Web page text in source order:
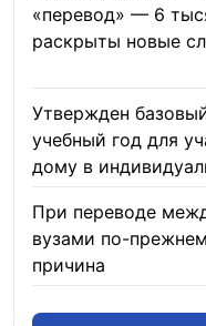
«перевод» — 6
раскрыты новые
Утвержден
учебный год для
дому в
При переводе
вузами по-
причина